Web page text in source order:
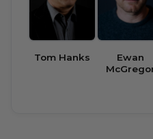
Tom Hanks
Ewan